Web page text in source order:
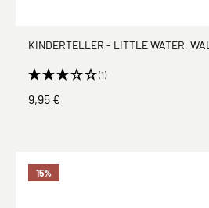
KINDERTELLER - LITTLE WATER, WAL
(1)
9,95 €
15%